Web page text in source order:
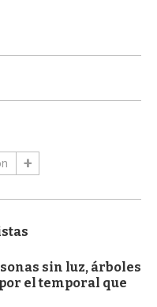
sin luz, árboles
el temporal que